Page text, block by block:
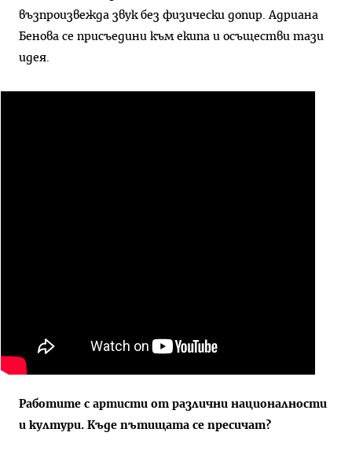
възпроизвежда звук без физически допир. Адриана
Бенова се присъедини към екипа и осъществи тази
идея.
Работите с артисти от различни националности
и култури. Къде пътищата се пресичат?